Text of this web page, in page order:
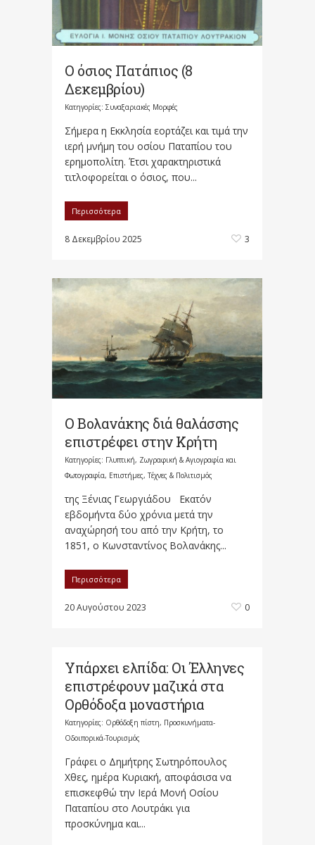
Ο όσιος Πατάπιος (8
Δεκεμβρίου)
Κατηγορίες: Συναξαριακές Μορφές
Σήμερα η Εκκλησία εορτάζει και τιμά την
ιερή μνήμη του οσίου Παταπίου του
ερημοπολίτη. Έτσι χαρακτηριστικά
τιτλοφορείται ο όσιος, που...
Περισσότερα
8 Δεκεμβρίου 2025 3
Ο Βολανάκης διά θαλάσσης
επιστρέφει στην Κρήτη
Κατηγορίες: Γλυπτική, Ζωγραφική & Αγιογραφία και
Φωτογραφία, Επιστήμες, Τέχνες & Πολιτισμός
της Ξένιας Γεωργιάδου Εκατόν
εβδομήντα δύο χρόνια μετά την
αναχώρησή του από την Κρήτη, το
1851, ο Κωνσταντίνος Βολανάκης...
Περισσότερα
20 Αυγούστου 2023 0
Υπάρχει ελπίδα: Οι Έλληνες
επιστρέφουν μαζικά στα
Ορθόδοξα μοναστήρια
Κατηγορίες: Ορθόδοξη πίστη, Προσκυνήματα-
Οδοιπορικά-Τουρισμός
Γράφει ο Δημήτρης Σωτηρόπουλος
Χθες, ημέρα Κυριακή, αποφάσισα να
επισκεφθώ την Ιερά Μονή Οσίου
Παταπίου στο Λουτράκι για
προσκύνημα και...